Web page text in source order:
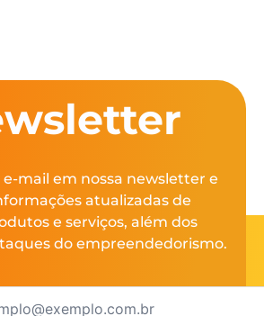
e-mail em nossa newsletter e
atualizadas de
e serviços, além dos
do empreendedorismo.